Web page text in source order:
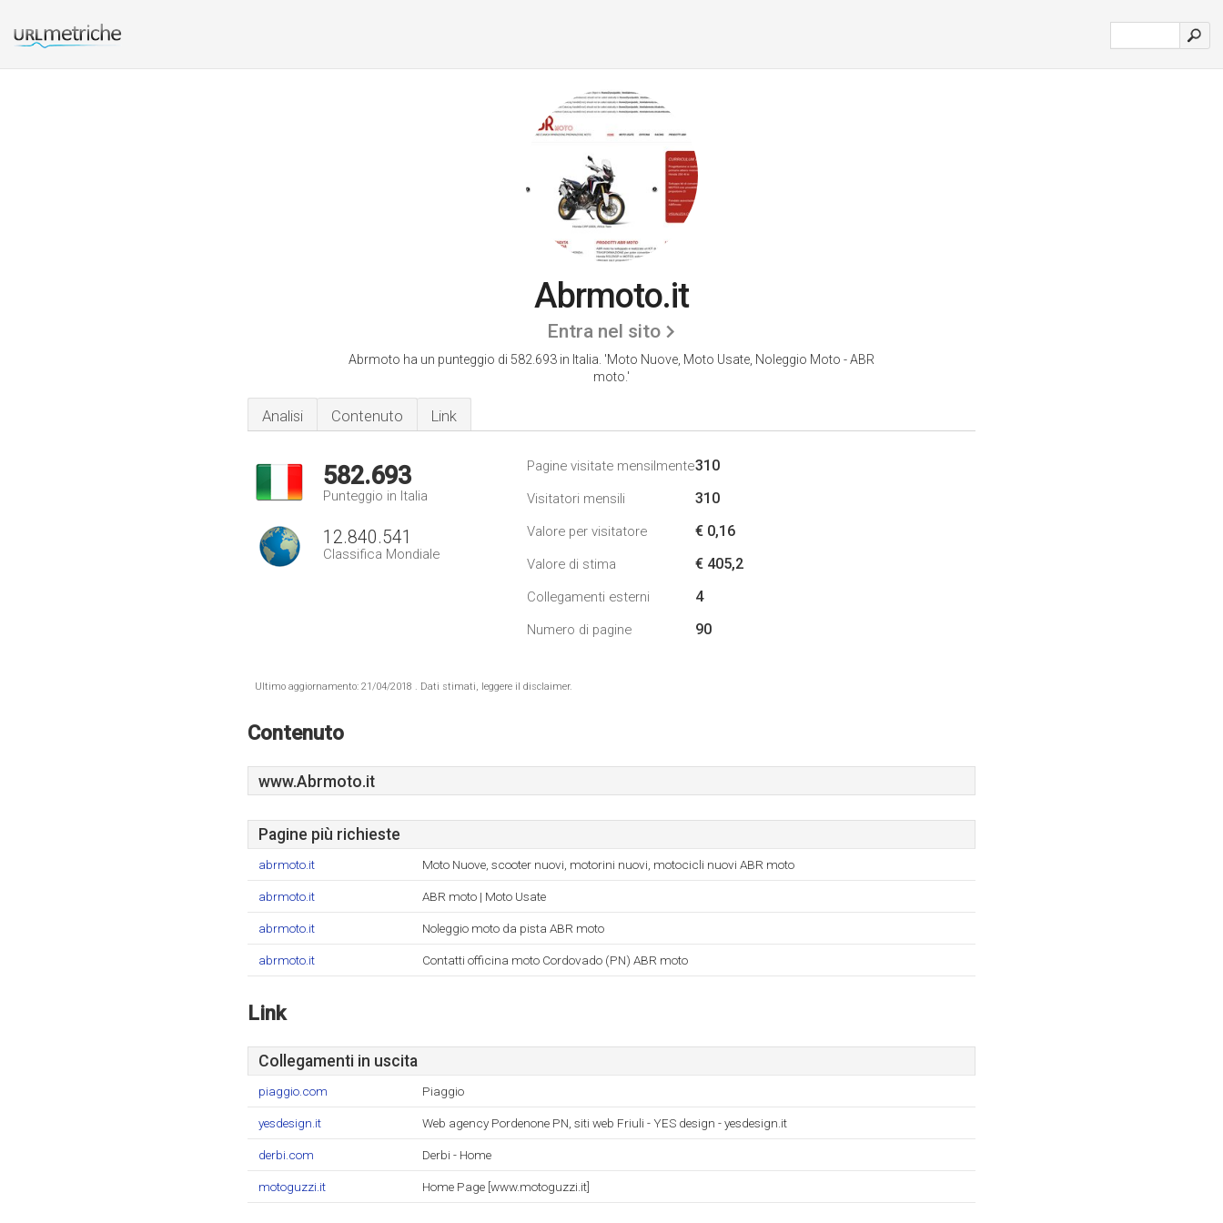
Abrmoto.it
Entra nel sito
Abrmoto ha un punteggio di 582.693 in Italia. 'Moto Nuove, Moto Usate, Noleggio Moto - ABR
moto.'
Analisi Contenuto Link
582.693
Punteggio in Italia
12.840.541
Classifica Mondiale
Pagine visitate mensilmente310
Visitatori mensili 310
Valore per visitatore € 0,16
Valore di stima € 405,2
Collegamenti esterni 4
Numero di pagine 90
Ultimo aggiornamento: 21/04/2018 . Dati stimati, leggere il disclaimer.
Contenuto
www.Abrmoto.it
Pagine più richieste
abrmoto.it Moto Nuove, scooter nuovi, motorini nuovi, motocicli nuovi ABR moto
abrmoto.it ABR moto | Moto Usate
abrmoto.it Noleggio moto da pista ABR moto
abrmoto.it Contatti officina moto Cordovado (PN) ABR moto
Link
Collegamenti in uscita
piaggio.com Piaggio
yesdesign.it Web agency Pordenone PN, siti web Friuli - YES design - yesdesign.it
derbi.com Derbi - Home
motoguzzi.it Home Page [www.motoguzzi.it]